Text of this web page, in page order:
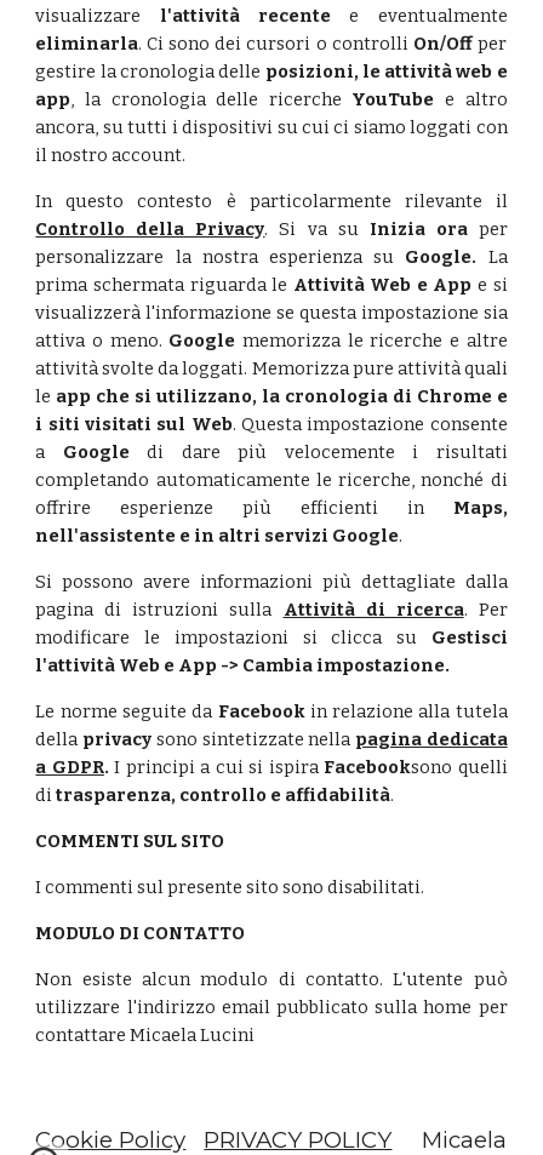
visualizzare l'attività recente e eventualmente
eliminarla. Ci sono dei cursori o controlli On/Offper
gestire la cronologia delle posizioni, le attività web e
app, la cronologia delle ricerche YouTube e altro
ancora, su tutti i dispositivi su cui ci siamo loggati con
il nostro account.
In questo contesto è particolarmente rilevante il
Controllo della Privacy. Si va su Inizia oraper
personalizzare la nostra esperienza su Google. La
prima schermata riguarda le Attività Web e App e si
visualizzerà l'informazione se questa impostazione sia
attiva o meno. Googlememorizza le ricerche e altre
attività svolte da loggati. Memorizza pure attività quali
le app che si utilizzano, la cronologia di Chrome e
i siti visitati sul Web. Questa impostazione consente
a Googledi dare più velocemente i risultati
completando automaticamente le ricerche, nonché di
offrire esperienze più efficienti inMaps,
nell'assistente e in altri servizi Google.
Si possono avere informazioni più dettagliate dalla
pagina di istruzioni sulla Attività di ricerca. Per
modificare le impostazioni si clicca suGestisci
l'attività Web e App -> Cambia impostazione.
Le norme seguite da Facebook in relazione alla tutela
della privacy sono sintetizzate nella pagina dedicata
a GDPR. I principi a cui si ispiraFacebooksono quelli
ditrasparenza, controllo e affidabilità.
COMMENTI SUL SITO
I commenti sul presente sito sono disabilitati.
MODULO DI CONTATTO
Non esiste alcun modulo di contatto. L'utente può
utilizzare l'indirizzo email pubblicato sulla home per
contattare Micaela Lucini
Cookie Policy PRIVACY POLICY Micaela